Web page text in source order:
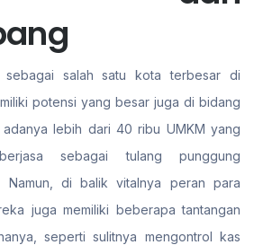
sebagai salah satu kota terbesar di
potensi yang besar juga di bidang
lebih dari 40 ribu UMKM yang
sebagai tulang punggung
Namun, di balik vitalnya peran para
juga memiliki beberapa tantangan
seperti sulitnya mengontrol kas